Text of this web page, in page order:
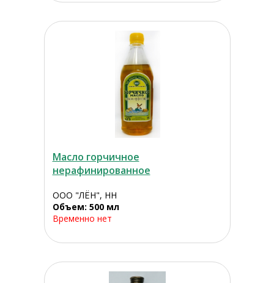
Масло горчичное
нерафинированное
ООО "ЛЁН", НН
Объем: 500 мл
Временно нет